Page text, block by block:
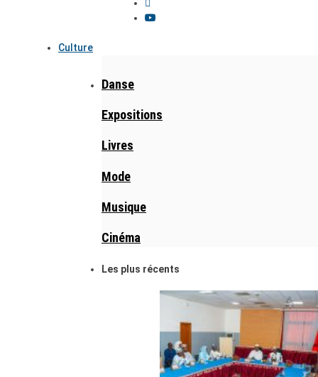
Culture
Danse
Expositions
Livres
Mode
Musique
Cinéma
Les plus récents